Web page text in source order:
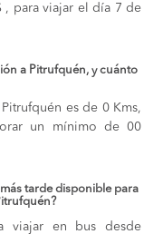
, para viajar el día 7 de
a Pitrufquén, y cuánto
es de 0 Kms,
un mínimo de 00
tarde disponible para
viajar en bus desde